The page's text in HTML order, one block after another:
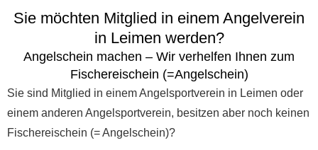
Sie möchten Mitglied in einem Angelverein
in Leimen werden?
Angelschein machen – Wir verhelfen Ihnen zum
Fischereischein (=Angelschein)
Sie sind Mitglied in einem Angelsportverein in Leimen oder
einem anderen Angelsportverein, besitzen aber noch keinen
Fischereischein (= Angelschein)?